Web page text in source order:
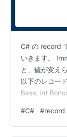
C# の record
いきます。
と、値が変え
以下のレコー
Base, int
+ s1.Bonus; 値
コードの値は
#C# #record